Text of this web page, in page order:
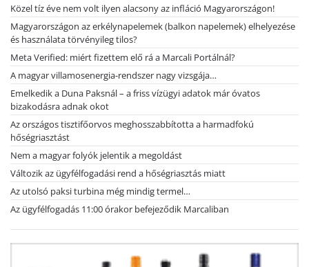
Közel tíz éve nem volt ilyen alacsony az infláció Magyarországon!
Magyarországon az erkélynapelemek (balkon napelemek) elhelyezése
és használata törvényileg tilos?
Meta Verified: miért fizettem elő rá a Marcali Portálnál?
A magyar villamosenergia-rendszer nagy vizsgája…
Emelkedik a Duna Paksnál – a friss vízügyi adatok már óvatos
bizakodásra adnak okot
Az országos tisztifőorvos meghosszabbította a harmadfokú
hőségriasztást
Nem a magyar folyók jelentik a megoldást
Változik az ügyfélfogadási rend a hőségriasztás miatt
Az utolsó paksi turbina még mindig termel…
Az ügyfélfogadás 11:00 órakor befejeződik Marcaliban